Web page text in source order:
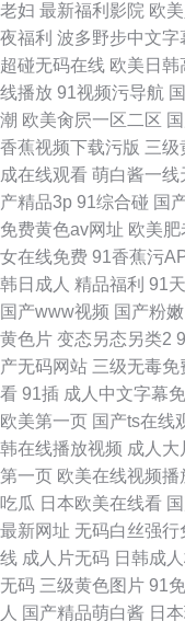
老妇 最新福利影院 欧
夜福利 波多野步中文字
超碰无码在线 欧美日韩
线播放 91视频污导航
潮 欧美肏屄一区二区
香蕉视频下载污版 三级
成在线观看 萌白酱一线
产精品3p 91综合碰 国
免费黄色av网址 欧美肥
女在线免费 91香蕉污
韩日成人 精品福利 91
国产www视频 国产粉嫩
黄色片 变态另态另类2
产无码网站 三级无毒免
看 91插 成人中文字幕
欧美第一页 国产ts在线
韩在线播放视频 成人大
第一页 欧美在线视频播
吃瓜 日本欧美在线看
最新网址 无码白丝强行
线 成人片无码 日韩成
无码 三级黄色图片 91
人 国产精品萌白酱 日